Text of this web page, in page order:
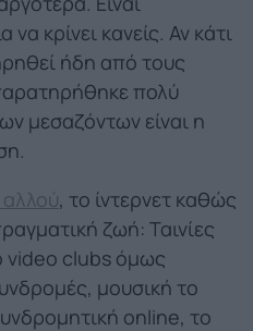
κρίνει κανείς. Αν κάτι
ήδη από τους
πολύ
μεσαζόντων είναι η
, το ίντερνετ καθώς
ζωή: Ταινίες
video clubs όμως
μουσική το
online, το